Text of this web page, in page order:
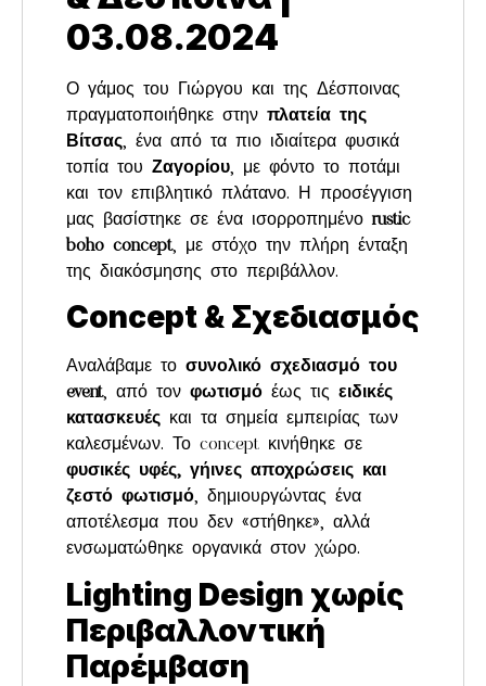
03.08.2024
Ο γάμος του Γιώργου και της Δέσποινας
πραγματοποιήθηκε στην πλατεία της
Βίτσας, ένα από τα πιο ιδιαίτερα φυσικά
τοπία του Ζαγορίου, με φόντο το ποτάμι
και τον επιβλητικό πλάτανο. Η προσέγγιση
μας βασίστηκε σε ένα ισορροπημένοrustic
boho concept, με στόχο την πλήρη ένταξη
της διακόσμησης στο περιβάλλον.
Concept & Σχεδιασμός
Αναλάβαμε το συνολικό σχεδιασμό του
event, από τον φωτισμό έως τις ειδικές
κατασκευές και τα σημεία εμπειρίας των
καλεσμένων. Το concept κινήθηκε σε
φυσικές υφές, γήινες αποχρώσεις και
ζεστό φωτισμό, δημιουργώντας ένα
αποτέλεσμα που δεν «στήθηκε», αλλά
ενσωματώθηκε οργανικά στον χώρο.
Lighting Design χωρίς
Περιβαλλοντική
Παρέμβαση